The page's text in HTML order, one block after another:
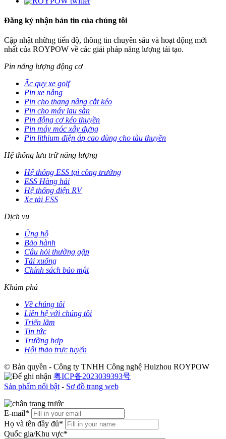
Đăng ký nhận bản tin của chúng tôi
Cập nhật những tiến độ, thông tin chuyên sâu và hoạt động mới
nhất của ROYPOW về các giải pháp năng lượng tái tạo.
Pin năng lượng động cơ
Ắc quy xe golf
Pin xe nâng
Pin cho thang nâng cắt kéo
Pin cho máy lau sàn
Pin động cơ kéo thuyền
Pin máy móc xây dựng
Pin lithium điện áp cao dùng cho tàu thuyền
Hệ thống lưu trữ năng lượng
Hệ thống ESS tại công trường
ESS Hàng hải
Hệ thống điện RV
Xe tải ESS
Dịch vụ
Ủng hộ
Bảo hành
Câu hỏi thường gặp
Tải xuống
Chính sách bảo mật
Khám phá
Về chúng tôi
Liên hệ với chúng tôi
Triển lãm
Tin tức
Trường hợp
Hội thảo trực tuyến
© Bản quyền - Công ty TNHH Công nghệ Huizhou ROYPOW
粤ICP备2023039393号
Sản phẩm nổi bật - Sơ đồ trang web
E-mail*
Họ và tên đầy đủ*
Quốc gia/Khu vực*